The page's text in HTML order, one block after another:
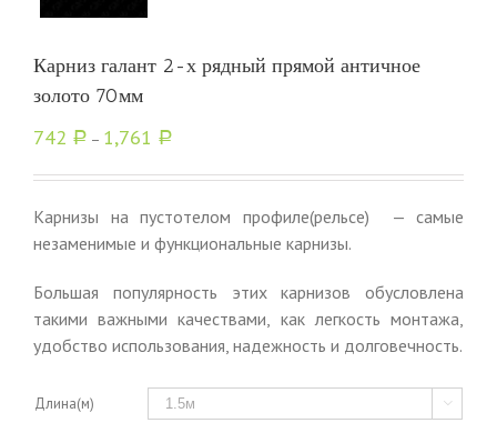
Карниз галант 2-х рядный прямой античное
золото 70мм
742 Р – 1,761 Р
Карнизы на пустотелом профиле(рельсе) — самые
незаменимые и функциональные карнизы.
Большая популярность этих карнизов обусловлена
такими важными качествами, как легкость монтажа,
удобство использования, надежность и долговечность.
Длина(м) 